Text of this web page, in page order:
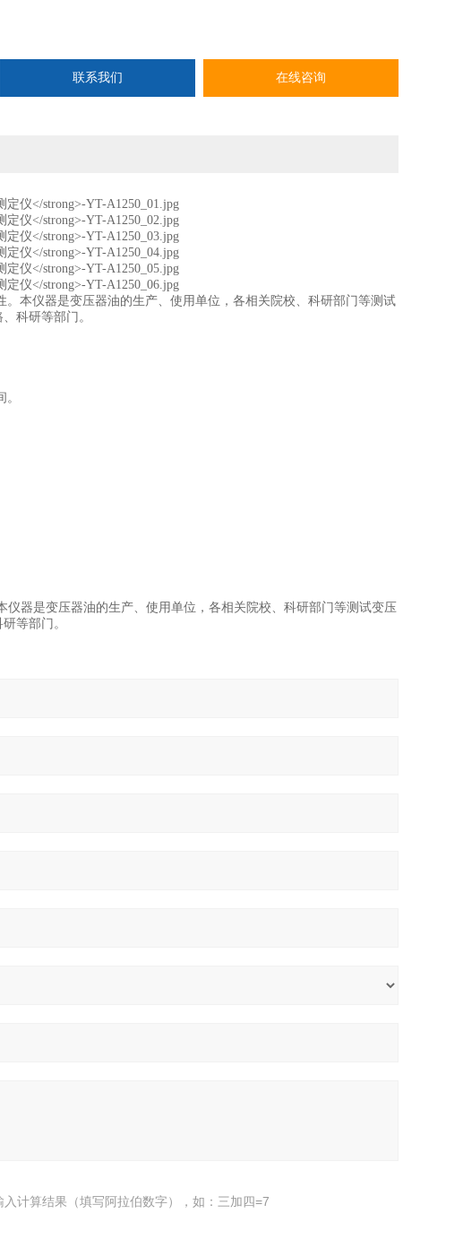
联系我们 在线咨询
。本仪器是变压器油的生产、使用单位，各相关院校、科研部门等测试
科研等部门。
仪器是变压器油的生产、使用单位，各相关院校、科研部门等测试变压
等部门。
入计算结果（填写阿拉伯数字），如：三加四=7